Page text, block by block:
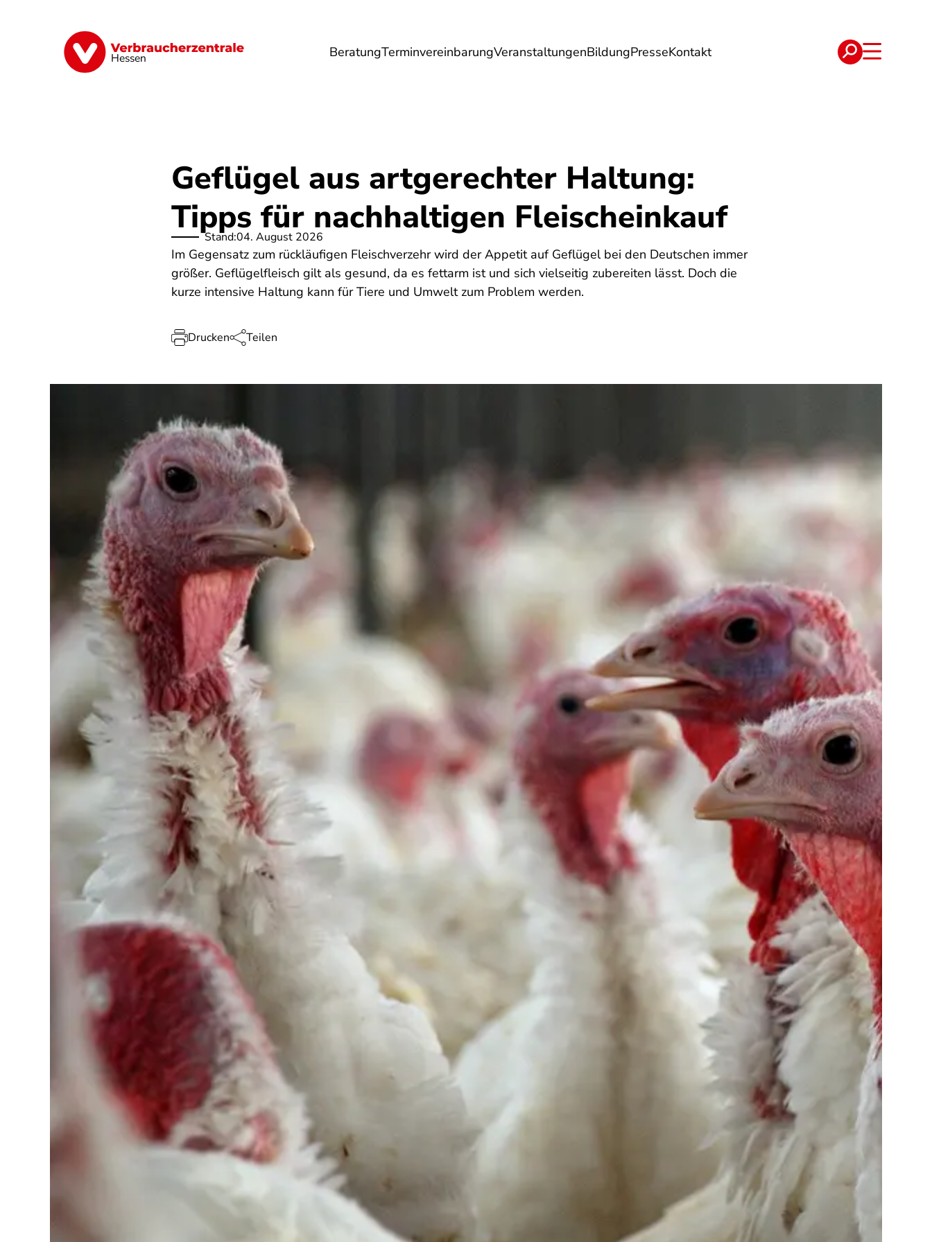
Hessen BeratungTerminvereinbarungVeranstaltungenBildungPresseKontakt
Digitales Energie Finanzen Gesundheit Lebensmittel Reise Umwelt Verträge
Geflügel aus artgerechter Haltung:
Tipps für nachhaltigen Fleischeinkauf
Stand:04. August 2026
Im Gegensatz zum rückläufigen Fleischverzehr wird der Appetit auf Geflügel bei den Deutschen immer
größer. Geflügelfleisch gilt als gesund, da es fettarm ist und sich vielseitig zubereiten lässt. Doch die
kurze intensive Haltung kann für Tiere und Umwelt zum Problem werden.
Drucken Teilen